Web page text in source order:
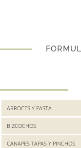
ARROCES Y PASTA
BIZCOCHOS
CANAPES TAPAS Y PINCHOS